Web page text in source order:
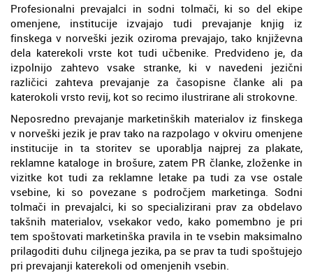
Profesionalni prevajalci in sodni tolmači, ki so del ekipe
omenjene, institucije izvajajo tudi prevajanje knjig iz
finskega v norveški jezik oziroma prevajajo, tako književna
dela katerekoli vrste kot tudi učbenike. Predvideno je, da
izpolnijo zahtevo vsake stranke, ki v navedeni jezični
različici zahteva prevajanje za časopisne članke ali pa
katerokoli vrsto revij, kot so recimo ilustrirane ali strokovne.
Neposredno prevajanje marketinških materialov iz finskega
v norveški jezik je prav tako na razpolago v okviru omenjene
institucije in ta storitev se uporablja najprej za plakate,
reklamne kataloge in brošure, zatem PR članke, zloženke in
vizitke kot tudi za reklamne letake pa tudi za vse ostale
vsebine, ki so povezane s področjem marketinga. Sodni
tolmači in prevajalci, ki so specializirani prav za obdelavo
takšnih materialov, vsekakor vedo, kako pomembno je pri
tem spoštovati marketinška pravila in te vsebin maksimalno
prilagoditi duhu ciljnega jezika, pa se prav ta tudi spoštujejo
pri prevajanji katerekoli od omenjenih vsebin.